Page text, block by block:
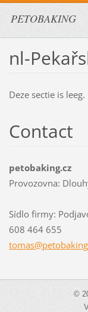
PETOBAKING
nl-
Deze sectie is leeg.
Contact
petobaking.cz
Provozovna:
Sídlo firmy:
608 464 655
tomas@petobaking
©